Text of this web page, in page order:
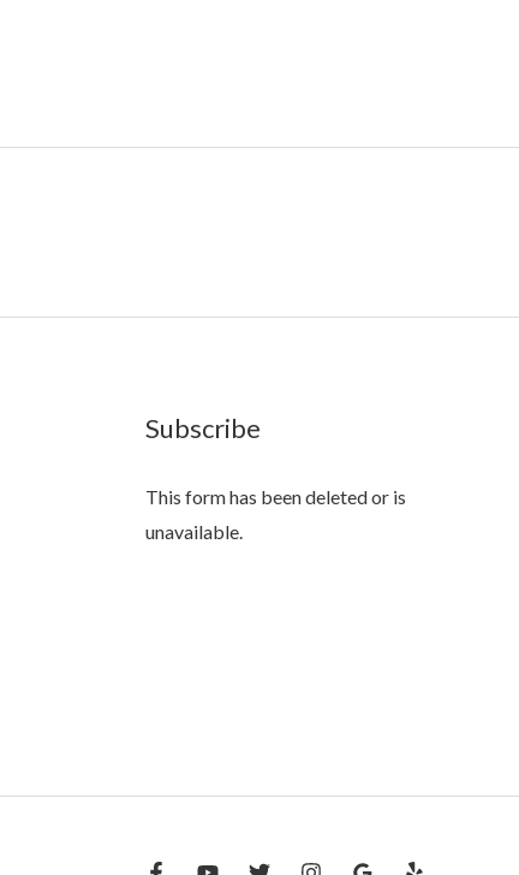
Subscribe
This form has been deleted or is
unavailable.